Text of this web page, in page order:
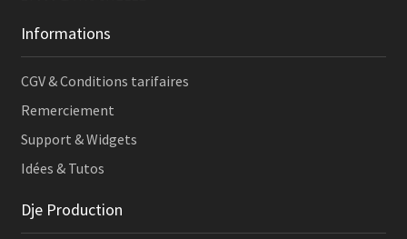
Informations
CGV & Conditions tarifaires
Remerciement
Support & Widgets
Idées & Tutos
Dje Production